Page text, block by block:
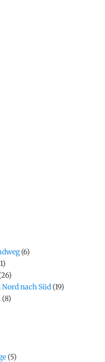
(6)
nach Süd (19)
(8)
(5)